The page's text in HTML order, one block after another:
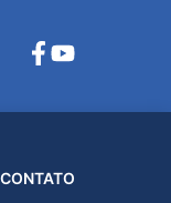
CONTATO